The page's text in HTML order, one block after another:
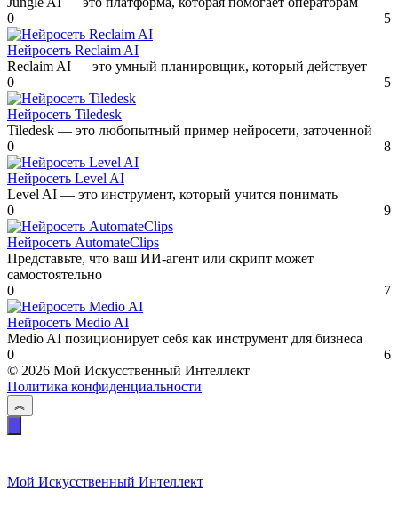
0
5
Нейросеть Reclaim AI
Reclaim AI — это умный планировщик, который действует
0
5
Нейросеть Tiledesk
Tiledesk — это любопытный пример нейросети, заточенной
0
8
Нейросеть Level AI
Level AI — это инструмент, который учится понимать
0
9
Нейросеть AutomateClips
Представьте, что ваш ИИ-агент или скрипт может
самостоятельно
0
7
Нейросеть Medio AI
Medio AI позиционирует себя как инструмент для бизнеса
0
6
© 2026 Мой Искусственный Интеллект
Политика конфиденциальности
Мой Искусственный Интеллект